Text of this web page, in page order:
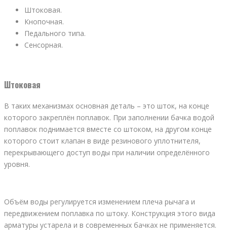
Штоковая.
Кнопочная.
Педального типа.
Сенсорная.
Штоковая
В таких механизмах основная деталь – это шток, на конце
которого закреплён поплавок. При заполнении бачка водой
поплавок поднимается вместе со штоком, на другом конце
которого стоит клапан в виде резинового уплотнителя,
перекрывающего доступ воды при наличии определённого
уровня.
Объём воды регулируется изменением плеча рычага и
передвижением поплавка по штоку. Конструкция этого вида
арматуры устарела и в современных бачках не применяется.